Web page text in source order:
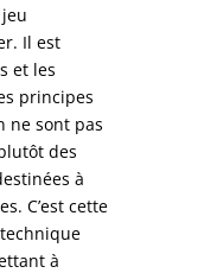
Il est
et les
principes
ne sont pas
des
à
C’est cette
à